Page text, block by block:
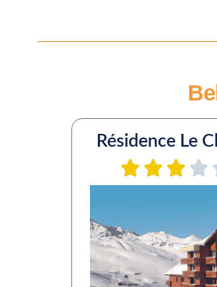
Résidence Le